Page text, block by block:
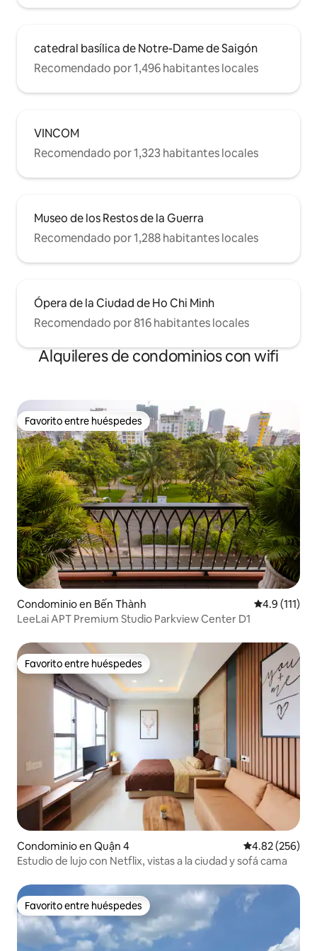
otro lado de la arquitectura colonial
edificio en sí está lleno de cafeterías
boutique y galerías de arte. Literalmente
te estás quedando en el corazón de la
ciudad de Ho Chi Minh. A 3 minutos de
Thanh y los taxis están justo enfrente de
tu puerta. Prepárate para explorar
Saigón, ¡la perla del Lejano Oriente!
catedral basílica de Notre-Dame de Saigón
Recomendado por 1,496 habitantes locales
VINCOM
Recomendado por 1,323 habitantes locales
Museo de los Restos de la Guerra
Recomendado por 1,288 habitantes locales
Ópera de la Ciudad de Ho Chi Minh
Recomendado por 816 habitantes locales
Alquileres de condominios con wifi
Favorito entre huéspedes
Favorito entre huéspedes
Condominio en Bến Thành Calificación
4.9 (111)
LeeLai APT Premium Studio Parkview Center D1
Favorito entre huéspedes
Favorito entre huéspedes
Condominio en Quận 4 Calificación
4.82 (256)
Estudio de lujo con Netflix, vistas a la ciudad y sofá cama
Favorito entre huéspedes
Favorito entre huéspedes